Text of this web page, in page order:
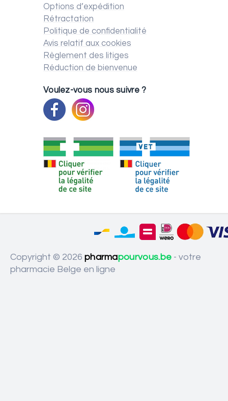
Options d’expédition
Rétractation
Politique de confidentialité
Avis relatif aux cookies
Règlement des litiges
Réduction de bienvenue
Voulez-vous nous suivre ?
Copyright © 2026 pharmapourvous.be - votre
pharmacie Belge en ligne